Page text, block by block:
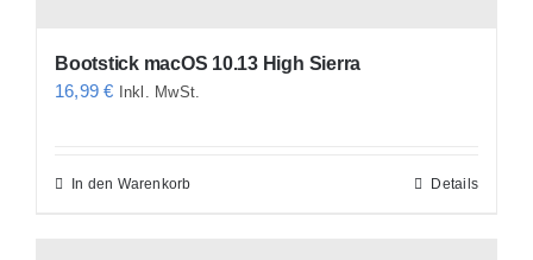
Bootstick macOS 10.13 High Sierra
16,99€ Inkl. MwSt.
In den Warenkorb Details